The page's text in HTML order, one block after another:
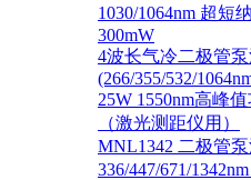
1030/1064nm 超短
300mW
4波长气冷二极管
(266/355/532/
25W 1550nm高峰
（激光测距仪用）
MNL1342 二极管
336/447/671/